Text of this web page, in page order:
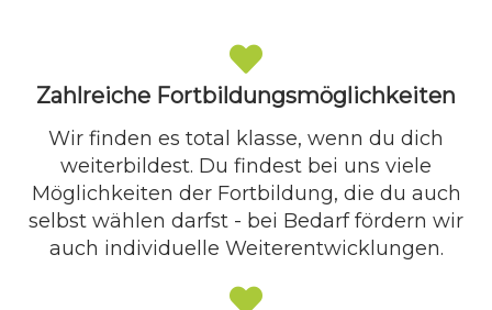
Zahlreiche Fortbildungsmöglichkeiten
Wir finden es total klasse, wenn du dich
weiterbildest. Du findest bei uns viele
Möglichkeiten der Fortbildung, die du auch
selbst wählen darfst - bei Bedarf fördern wir
auch individuelle Weiterentwicklungen.